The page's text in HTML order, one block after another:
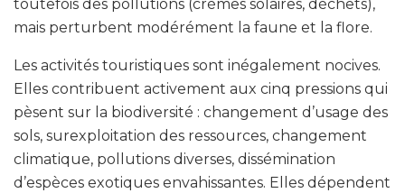
toutefois des pollutions (crèmes solaires, déchets),
mais perturbent modérément la faune et la flore.
Les activités touristiques sont inégalement nocives.
Elles contribuent activement aux cinq pressions qui
pèsent sur la biodiversité : changement d’usage des
sols, surexploitation des ressources, changement
climatique, pollutions diverses, dissémination
d’espèces exotiques envahissantes. Elles dépendent